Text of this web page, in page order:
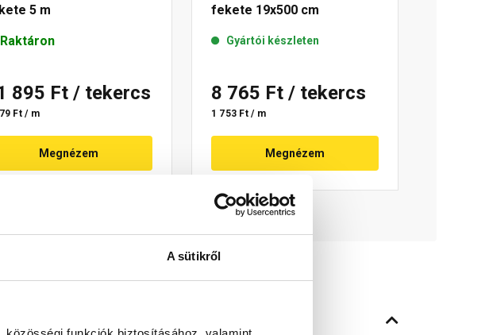
A sütikről
5 m
Raktáron
895 Ft / tekercs
Ft / m
Megnézem
fekete 19x500 cm
Gyártói készleten
8 765 Ft / tekercs
1 753 Ft / m
Megnézem